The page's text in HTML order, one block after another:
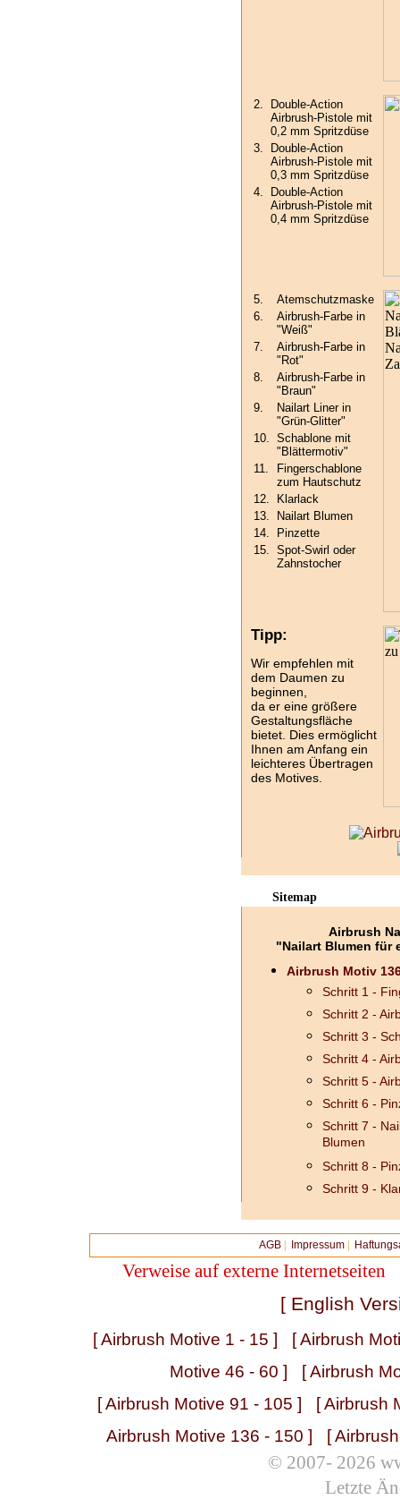
2.
Double-Action
Airbrush-Pistole mit
0,2 mm Spritzdüse
3.
Double-Action
Airbrush-Pistole mit
0,3 mm Spritzdüse
4.
Double-Action
Airbrush-Pistole mit
0,4 mm Spritzdüse
5.
Atemschutzmaske
6.
Airbrush-Farbe in
"Weiß"
7.
Airbrush-Farbe in
"Rot"
8.
Airbrush-Farbe in
"Braun"
9.
Nailart Liner in
"Grün-Glitter"
10. Schablone mit
"Blättermotiv"
11.
Fingerschablone
zum Hautschutz
12.
Klarlack
13.
Nailart Blumen
14.
Pinzette
15. Spot-Swirl oder
Zahnstocher
Tipp:
Wir empfehlen mit
dem Daumen zu
beginnen,
da er eine größere
Gestaltungsfläche
bietet. Dies ermöglicht
Ihnen am Anfang ein
leichteres Übertragen
des Motives.
Sitemap
Airbrush
"Nailart Blumen für
Airbrush Motiv
Schritt 1 -
Schritt 2 -
Schritt 3 -
Schritt 4 -
Schritt 5 -
Schritt 6 -
Schritt 7 -
Blumen
Schritt 8 -
Schritt 9 -
AGB Impressum
Verweise auf externe Internetseiten
[ English
[ Airbrush Motive 1 - 15 ]
[ Airbrush
Motive 46 - 60 ]
[ Airbrush
[ Airbrush Motive 91 - 105 ]
[ Airbrush
Airbrush Motive 136 - 150 ]
[
© 2007- 2026
Letzte